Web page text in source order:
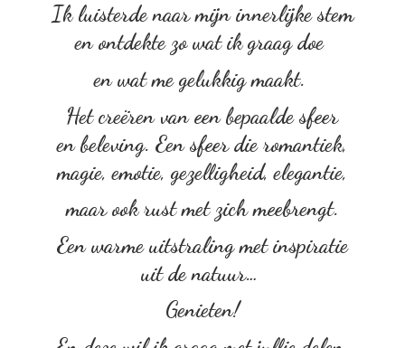
Ik luisterde naar mijn innerlijke stem
en ontdekte zo wat ik graag doe
en wat me gelukkig maakt.
Het creëren van een bepaalde sfeer
en beleving. Een sfeer die romantiek,
magie, emotie, gezelligheid, elegantie,
maar ook rust met zich meebrengt.
Een warme uitstraling met inspiratie
uit de natuur…
Genieten!